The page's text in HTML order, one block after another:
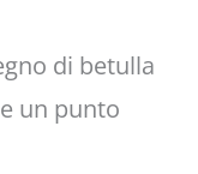
di betulla
un punto